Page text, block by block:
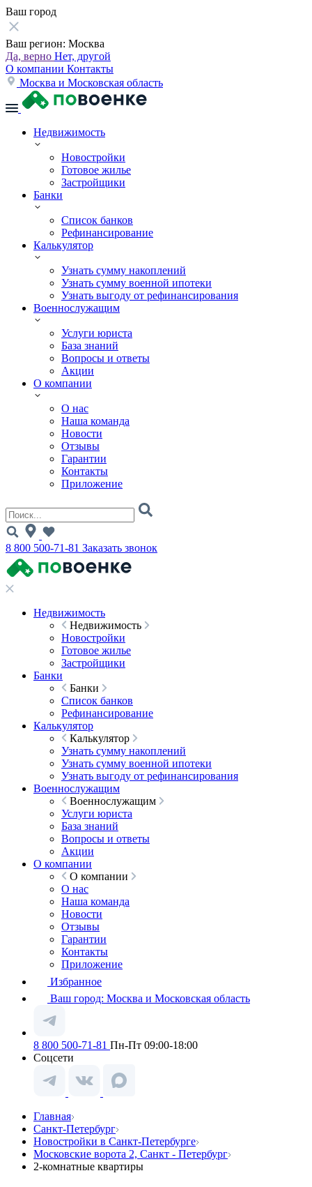
Ваш город
Ваш регион: Москва
Да, верно Нет, другой
О компании Контакты
Москва и Московская область
Недвижимость
Новостройки
Готовое жилье
Застройщики
Банки
Список банков
Рефинансирование
Калькулятор
Узнать сумму накоплений
Узнать сумму военной ипотеки
Узнать выгоду от рефинансирования
Военнослужащим
Услуги юриста
База знаний
Вопросы и ответы
Акции
О компании
О нас
Наша команда
Новости
Отзывы
Гарантии
Контакты
Приложение
8 800 500-71-81 Заказать звонок
Недвижимость
Недвижимость
Новостройки
Готовое жилье
Застройщики
Банки
Банки
Список банков
Рефинансирование
Калькулятор
Калькулятор
Узнать сумму накоплений
Узнать сумму военной ипотеки
Узнать выгоду от рефинансирования
Военнослужащим
Военнослужащим
Услуги юриста
База знаний
Вопросы и ответы
Акции
О компании
О компании
О нас
Наша команда
Новости
Отзывы
Гарантии
Контакты
Приложение
Избранное
Ваш город: Москва и Московская область
8 800 500-71-81 Пн-Пт 09:00-18:00
Соцсети
Главная
Санкт-Петербург
Новостройки в Санкт-Петербурге
Московские ворота 2, Санкт - Петербург
2-комнатные квартиры